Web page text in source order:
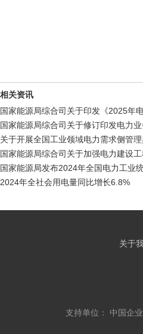
相关资讯
国家能源局综合司关于印发《2025年
国家能源局综合司关于修订印发电力
关于开展全国工业领域电力需求侧管
国家能源局综合司关于加强电力建设
国家能源局发布2024年全国电力工业
2024年全社会用电量同比增长6.8%
关于
支持单位： 中国企